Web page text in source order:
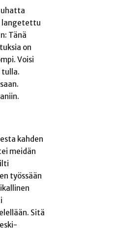
langetettu
Tänä
on
Voisi
tulla.
kahden
meidän
työssään
Sitä